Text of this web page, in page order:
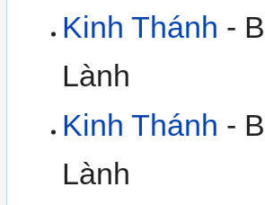
Kinh Thánh -
Lành
Kinh Thánh -
Lành